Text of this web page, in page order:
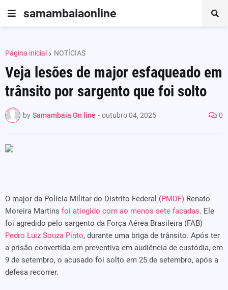
samambaiaonline
Página inicial NOTÍCIAS
Veja lesões de major esfaqueado em
trânsito por sargento que foi solto
by Samambaia On line - outubro 04, 2025 0
O major da Polícia Militar do Distrito Federal (PMDF) Renato
Moreira Martins foi atingido com ao menos sete facadas. Ele
foi agredido pelo sargento da Força Aérea Brasileira (FAB)
Pedro Luiz Souza Pinto, durante uma briga de trânsito. Após ter
a prisão convertida em preventiva em audiência de custódia, em
9 de setembro, o acusado foi solto em 25 de setembro, após a
defesa recorrer.